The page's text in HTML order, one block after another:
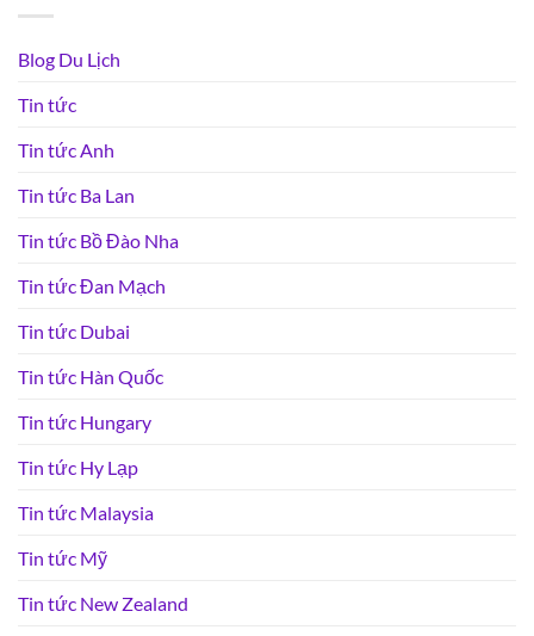
Blog Du Lịch
Tin tức
Tin tức Anh
Tin tức Ba Lan
Tin tức Bồ Đào Nha
Tin tức Đan Mạch
Tin tức Dubai
Tin tức Hàn Quốc
Tin tức Hungary
Tin tức Hy Lạp
Tin tức Malaysia
Tin tức Mỹ
Tin tức New Zealand